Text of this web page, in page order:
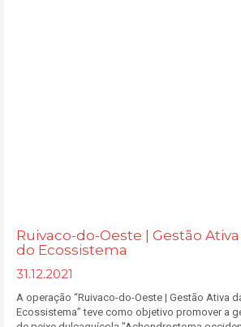
Ruivaco-do-Oeste | Gestão
do Ecossistema
31.12.2021
A operação “Ruivaco-do-Oeste | Gestão Ativa
Ecossistema” teve como objetivo promover a